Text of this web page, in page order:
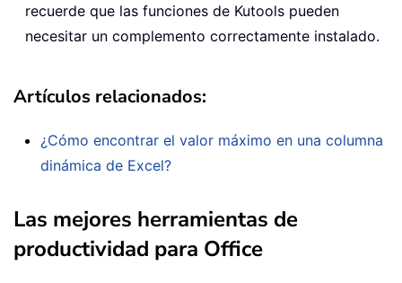
recuerde que las funciones de Kutools pueden
necesitar un complemento correctamente instalado.
Artículos relacionados:
¿Cómo encontrar el valor máximo en una columna
dinámica de Excel?
Las mejores herramientas de
productividad para Office